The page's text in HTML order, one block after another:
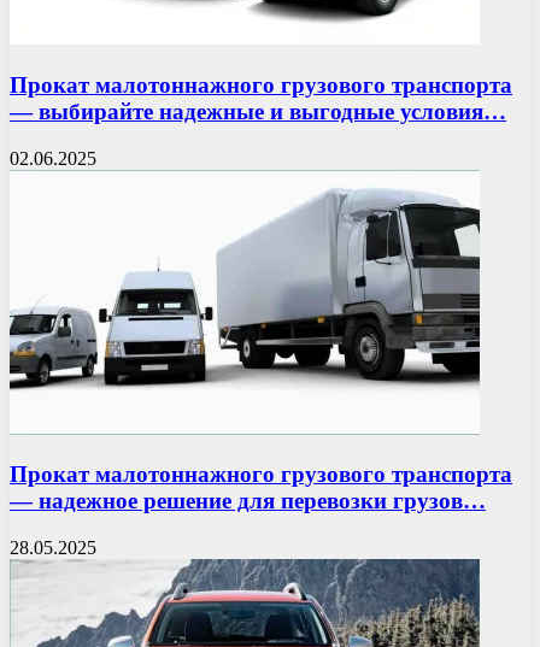
Прокат малотоннажного грузового транспорта
— выбирайте надежные и выгодные условия…
02.06.2025
Прокат малотоннажного грузового транспорта
— надежное решение для перевозки грузов…
28.05.2025